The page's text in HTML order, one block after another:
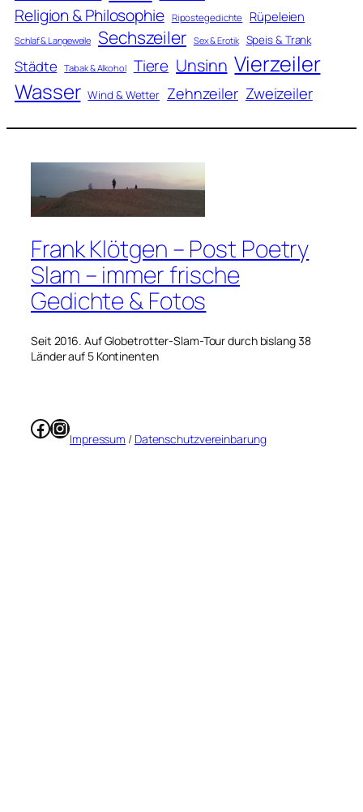
Religion & Philosophie Ripostegedichte Rüpeleien
Schlaf & Langeweile Sechszeiler Sex & Erotik Speis & Trank
Städte Tabak & Alkohol Tiere Unsinn Vierzeiler
Wasser Wind & Wetter Zehnzeiler Zweizeiler
Frank Klötgen – Post Poetry
Slam – immer frische
Gedichte & Fotos
Seit 2016. Auf Globetrotter-Slam-Tour durch bislang 38
Länder auf 5 Kontinenten
Facebook
Instagram
Impressum / Datenschutzvereinbarung